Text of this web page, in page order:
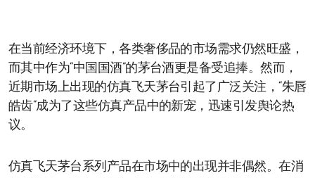
在当前经济环境下，各类奢侈品的市场需求仍然旺盛，
而其中作为“中国国酒”的茅台酒更是备受追捧。然而，
近期市场上出现的仿真飞天茅台引起了广泛关注，“朱唇
皓齿”成为了这些仿真产品中的新宠，迅速引发舆论热
议。
仿真飞天茅台系列产品在市场中的出现并非偶然。在消